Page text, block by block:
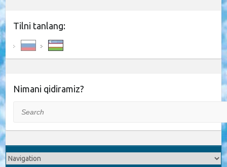
Tilni tanlang:
Nimani qidiramiz?